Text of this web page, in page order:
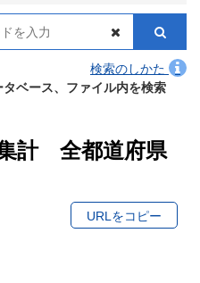
検索のしかた
タベース、ファイル内を検索
計 全都道府県
URLをコピー